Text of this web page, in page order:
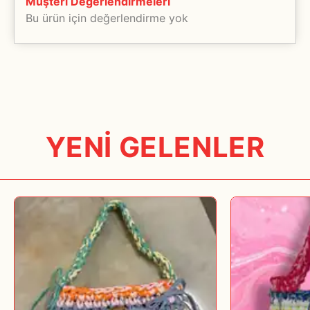
-Geri dönüştürülmüş iplerden örüldükleri için
çantalarımızda renk tonu ve hacim farklılıkları olabilir (+/-3
müşteri temsilcilerimizden teyit ediniz.
çok kullanıcıya alışveriş yapma imkânı tanır. Ender de olsa
tüketicinin aynı ürünü alması söz konusudur ve ürün stoklarda
tükenmektedir. Bu durumda, ürün en fazla 30 gün içinde tüketiciye
Bu ürün için değerlendirme yok
YENİ GELENLER